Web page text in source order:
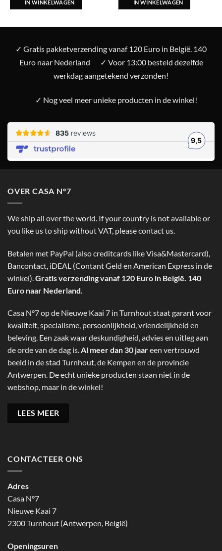
IN WINKELWAGEN IN WINKELWAGEN
✓ Gratis pakketverzending vanaf 120 Euro in België. 140
Euro naar Nederland
✓ Voor 13:00 besteld dezelfde
werkdag aangetekend verzonden!
✓ Nog veel meer unieke producten in de winkel!
OVER CASA N°7
We ship all over the world. If your country is not available or
you like us to ship without VAT, please contact us.
Betalen met PayPal (also creditcards like Visa&Mastercard),
Bancontact, iDEAL (Contant Geld en American Express in de
winkel). Gratis verzending vanaf 120 Euro in België. 140
Euro naar Nederland.
Casa N°7 op de Nieuwe Kaai 7 in Turnhout staat garant voor
kwaliteit, specialisme, persoonlijkheid, vriendelijkheid en
beleving. Een zaak waar deskundigheid, advies en uitleg aan
de orde van de dag is.Al meer dan 30 jaareen vertrouwd
beeld in de stad Turnhout, de Kempen en de provincie
Antwerpen. De echt unieke producten staan niet in de
webshop, maar in de winkel!
LEES MEER
CONTACTEER ONS
Adres
Casa N°7
Nieuwe Kaai 7
2300 Turnhout (Antwerpen, België)
Openingsuren